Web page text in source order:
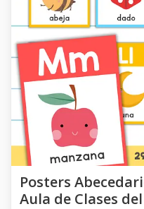
Posters
Aula de Clases